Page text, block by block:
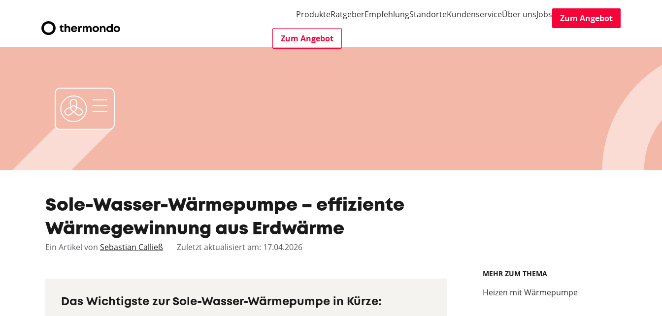
ProdukteRatgeberEmpfehlungStandorteKundenserviceÜber unsJobs
Zum Angebot
Zum Angebot
Sole-Wasser-Wärmepumpe – effiziente
Wärmegewinnung aus Erdwärme
Ein Artikel von Sebastian Calließ Zuletzt aktualisiert am: 17.04.2026
Das Wichtigste zur Sole-Wasser-Wärmepumpe in Kürze:
MEHR ZUM THEMA
Heizen mit Wärmepumpe